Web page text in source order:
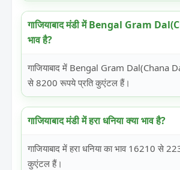
गाजियाबाद मंडी में Bengal Gram
भाव है?
गाजियाबाद में Bengal Gram Dal(Chana
से 8200 रूपये प्रति कुएंटल हैं।
गाजियाबाद मंडी में हरा धनिया क्या भाव है?
गाजियाबाद में हरा धनिया का भाव 16210 से
कुएंटल हैं।